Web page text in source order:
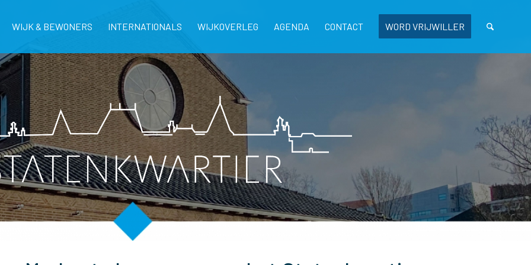
WIJK & BEWONERS INTERNATIONALS WIJKOVERLEG AGENDA CONTACT WORD VRIJWILLER